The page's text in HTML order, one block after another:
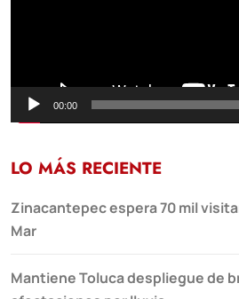
00:00
LO MÁS RECIENTE
Zinacantepec espera 70 mil
Mar
Mantiene Toluca despliegue de